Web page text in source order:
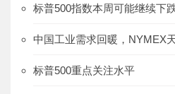
标普500指数本周可能继续下
中国工业需求回暖，NYMEX
标普500重点关注水平